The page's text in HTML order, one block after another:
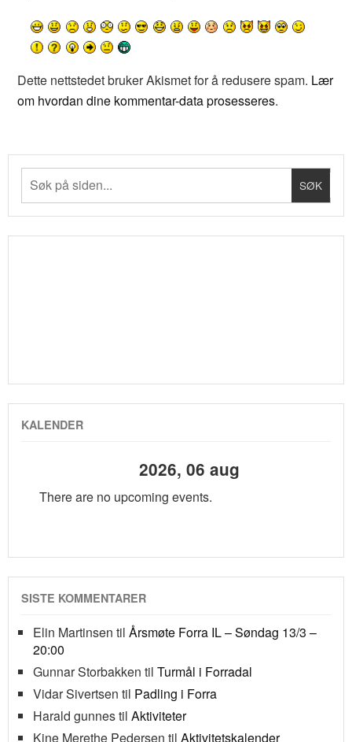
Dette nettstedet bruker Akismet for å redusere spam. Lær
om hvordan dine kommentar-data prosesseres.
KALENDER
2026, 06 aug
There are no upcoming events.
SISTE KOMMENTARER
Elin Martinsen til Årsmøte Forra IL – Søndag 13/3 –
20:00
Gunnar Storbakken til Turmål i Forradal
Vidar Sivertsen til Padling i Forra
Harald gunnestil Aktiviteter
Kine Merethe Pedersen til Aktivitetskalender